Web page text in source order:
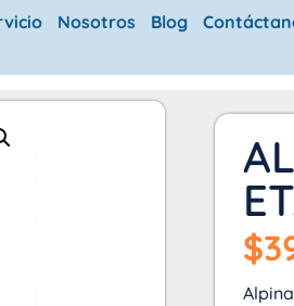
Nosotros Blog
$